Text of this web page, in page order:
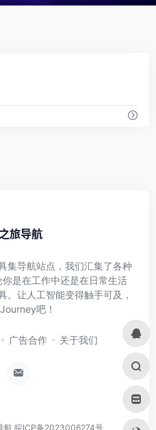
集导航站点，我们汇集了各种
是在工作中还是在日常生活
。让人工智能变得触手可及，
吧！
广告合作 关于我们
航 皖ICP备2023006274号